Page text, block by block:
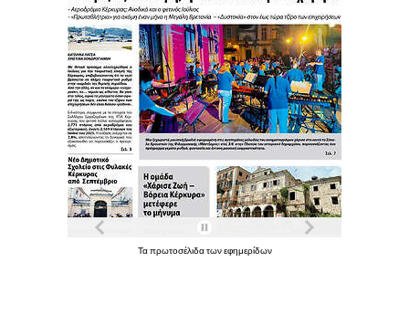
Ταπρωτοσέλιδατωνεφημερίδων